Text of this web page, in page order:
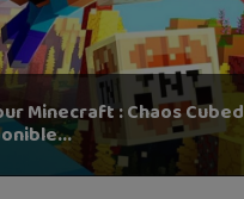
Minecraft : Chaos Cubed